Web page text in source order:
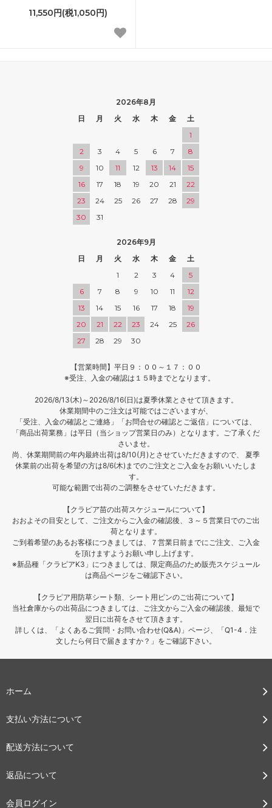
11,550円(税1,050円)
2026年8月
日
月 火 水 木 金
土
1
2
3 4 5 6 7
8
9
10 11 12 13 14
15
16
17 18 19 20 21
22
23
24 25 26 27 28
29
30
31
2026年9月
日
月 火 水 木 金
土
1
2 3 4
5
6
7 8 9 10 11
12
13
14 15 16 17 18
19
20
21 22 23 24 25
26
27
28 29 30
【営業時間】平日９：００～１７：００
※受注、入金の確認は１５時までとなります。
2026/8/13(木)～2026/8/16(日)は夏季休業とさせて頂きます。
休業期間中のご注文は可能ではございますが、
「受注、入金の確認とご連絡」「お問合せの確認とご返信」については、
「商品出荷業務」は平日（当ショップ営業日のみ）となります。ご了承くだ
さいませ。
尚、休業期間前の年内最終出荷は8/10(月)とさせていただきますので、 夏季
休業前の出荷を希望の方は8/6(木)までのご注文とご入金をお願いいたしま
す。
可能な範囲で出荷のご調整をさせていただきます。
【クラピア苗の出荷スケジュールについて】
おおよその目安として、ご注文からご入金の確認後、３～５営業日でのご出
荷となります。
ご到着希望のあるお客様につきましては、７営業日前までにご注文、ご入金
を頂けますようお願い申し上げます。
※新品種「クラピアK3」につきましては、限定商品のため販売スケジュール
は商品ページをご確認下さい。
【クラピア用防草シート類、シート用ピンのご出荷について】
当社倉庫からの出荷品につきましては、ご注文からご入金の確認後、最短で
翌日に出荷をさせて頂きます。
詳しくは、「よくあるご質問・お問い合わせ(Q&A)」ページ、「Q1-4．注
文したら何日で届きますか？」をご確認下さい。
ホーム
支払い方法について
配送方法について
返品について
会員ログイン